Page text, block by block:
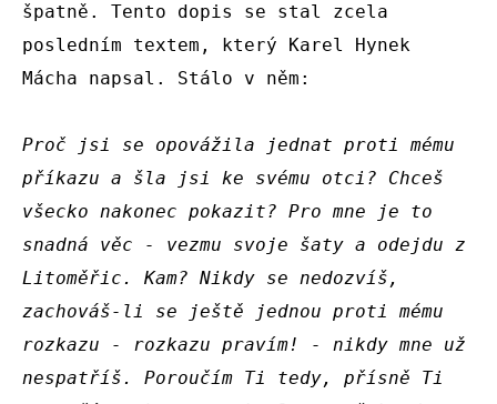
špatně. Tento dopis se stal zcela
posledním textem, který Karel Hynek
Mácha napsal. Stálo v něm:
Proč jsi se opovážila jednat proti mému
příkazu a šla jsi ke svému otci? Chceš
všecko nakonec pokazit? Pro mne je to
snadná věc - vezmu svoje šaty a odejdu z
Litoměřic. Kam? Nikdy se nedozvíš,
zachováš-li se ještě jednou proti mému
rozkazu - rozkazu pravím! - nikdy mne už
nespatříš. Poroučím Ti tedy, přísně Ti